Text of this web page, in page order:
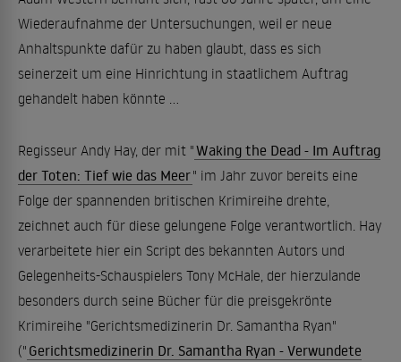
Wiederaufnahme der Untersuchungen, weil er neue
Anhaltspunkte dafür zu haben glaubt, dass es sich
seinerzeit um eine Hinrichtung in staatlichem Auftrag
gehandelt haben könnte ...
Regisseur Andy Hay, der mit "Waking the Dead - Im Auftrag
der Toten: Tief wie das Meer" im Jahr zuvor bereits eine
Folge der spannenden britischen Krimireihe drehte,
zeichnet auch für diese gelungene Folge verantwortlich. Hay
verarbeitete hier ein Script des bekannten Autors und
Gelegenheits-Schauspielers Tony McHale, der hierzulande
besonders durch seine Bücher für die preisgekrönte
Krimireihe "Gerichtsmedizinerin Dr. Samantha Ryan"
(" Gerichtsmedizinerin Dr. Samantha Ryan - Verwundete